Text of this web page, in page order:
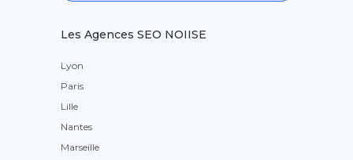
Les Agences SEO NOIISE
Lyon
Paris
Lille
Nantes
Marseille